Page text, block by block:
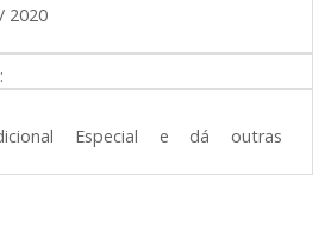
2020
Especial e dá outras